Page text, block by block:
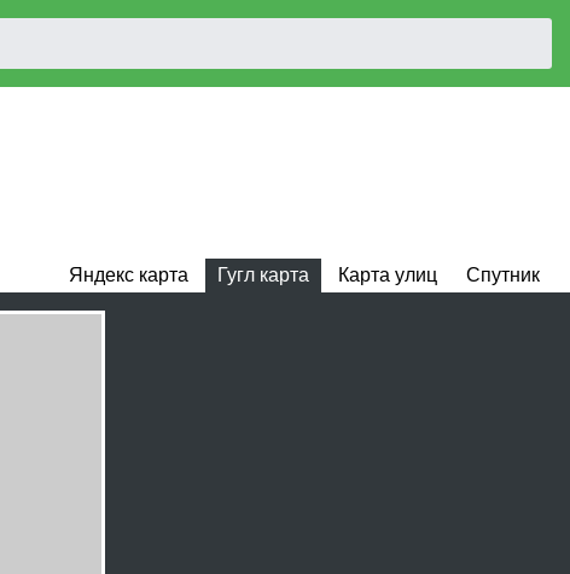
Яндекс карта Гугл карта Карта улиц Спутник